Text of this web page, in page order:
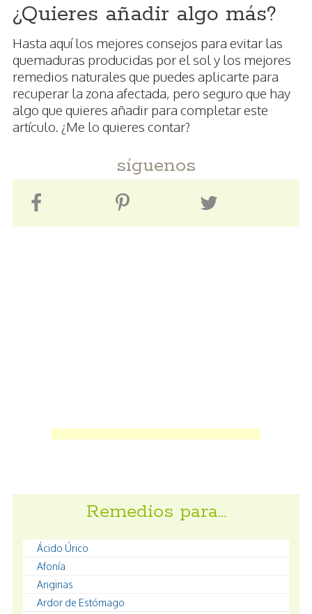
¿Quieres añadir algo más?
Hasta aquí los mejores consejos para evitar las
quemaduras producidas por el sol y los mejores
remedios naturales que puedes aplicarte para
recuperar la zona afectada, pero seguro que hay
algo que quieres añadir para completar este
artículo. ¿Me lo quieres contar?
síguenos
Remedios para…
Ácido Úrico
Afonía
Anginas
Ardor de Estómago